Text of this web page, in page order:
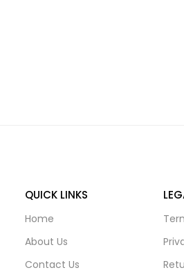
QUICK LINKS
Home
About Us
Contact Us